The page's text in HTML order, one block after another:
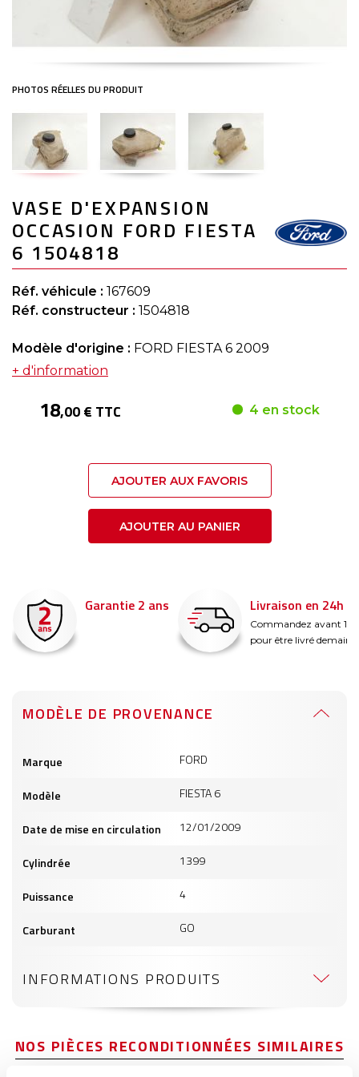
to
the
beginning
of
the
images
gallery
VASE D'EXPANSION
OCCASION FORD FIESTA
6 1504818
Réf. véhicule : 167609
Réf. constructeur : 1504818
Modèle d'origine : FORD FIESTA 6 2009
+ d'information
18,00 € TTC 4 en stock
AJOUTER AUX FAVORIS
AJOUTER AU PANIER
Garantie 2 ans Livraison en 24h
Commandez avant 14h
pour être livré demain !
MODÈLE DE PROVENANCE
produits
Marque FORD
Modèle FIESTA 6
Date de mise en circulation 12/01/2009
Cylindrée 1399
Puissance 4
Carburant GO
INFORMATIONS PRODUITS
NOS PIÈCES RECONDITIONNÉES SIMILAIRES